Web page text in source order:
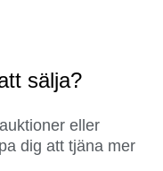
sälja?
eller
dig att tjäna mer